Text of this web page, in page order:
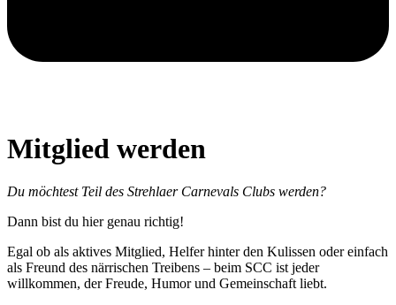
Mitglied werden
Du möchtest Teil des Strehlaer Carnevals Clubs werden?
Dann bist du hier genau richtig!
Egal ob als aktives Mitglied, Helfer hinter den Kulissen oder einfach
als Freund des närrischen Treibens – beim SCC ist jeder
willkommen, der Freude, Humor und Gemeinschaft liebt.